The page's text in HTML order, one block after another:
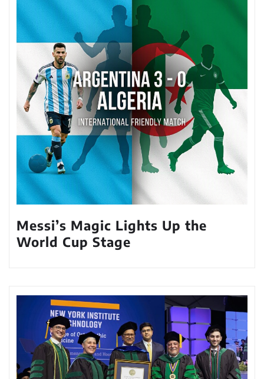
Messi’s Magic Lights Up the
World Cup Stage